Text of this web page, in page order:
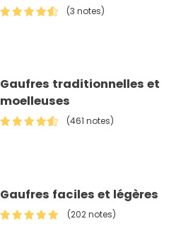
(3 notes)
Gaufres traditionnelles et
moelleuses
(461 notes)
Gaufres faciles et légères
(202 notes)